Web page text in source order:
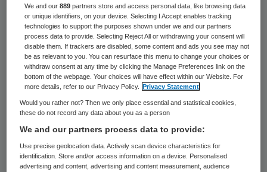
zogeheten schematherapie. Dit blijkt uit
voorlopige resultaten van een groot
onderzoek van de Universiteit Maastricht in
acht Nederlandse tbs-klinieken.
In de studie zijn ruim honderd mannelijke
tbs’ers met verschillende
persoonlijkheidsstoornissen gevolgd. De
positieve bevindingen zijn gebaseerd op de
eerste dertig patiënten die hun behandeling
We and our889 partners store and access personal data, like browsing data
or unique identifiers, on your device. Selecting I Accept enables tracking
technologies to support the purposes shown under we and our partners
process data to provide. Selecting Reject All or withdrawing your consent will
disable them. If trackers are disabled, some content and ads you see may not
be as relevant to you. You can resurface this menu to change your choices or
withdraw consent at any time by clicking the Manage Preferences link on the
bottom of the webpage. Your choices will have effect within our Website. For
more details, refer to our Privacy Policy.
Privacy Statement
Would you rather not? Then we only place essential and statistical cookies,
these do not record any data about you as a person
We and our partners process data to provide:
Use precise geolocation data. Actively scan device characteristics for
identification. Store and/or access information on a device. Personalised
advertising and content, advertising and content measurement, audience